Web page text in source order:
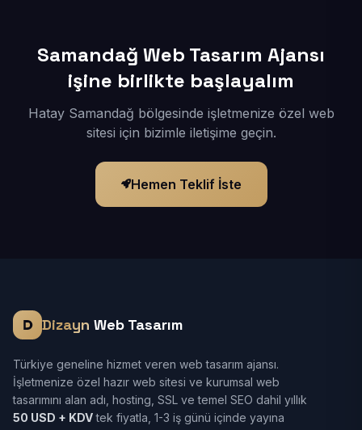
Samandağ Web Tasarım Ajansı
işine birlikte başlayalım
Hatay Samandağ bölgesinde işletmenize özel web
sitesi için bizimle iletişime geçin.
Hemen Teklif İste
Dizayn Web Tasarım
Türkiye geneline hizmet veren web tasarım ajansı.
İşletmenize özel hazır web sitesi ve kurumsal web
tasarımını alan adı, hosting, SSL ve temel SEO dahil yıllık
50 USD + KDVtek fiyatla, 1-3 iş günü içinde yayına